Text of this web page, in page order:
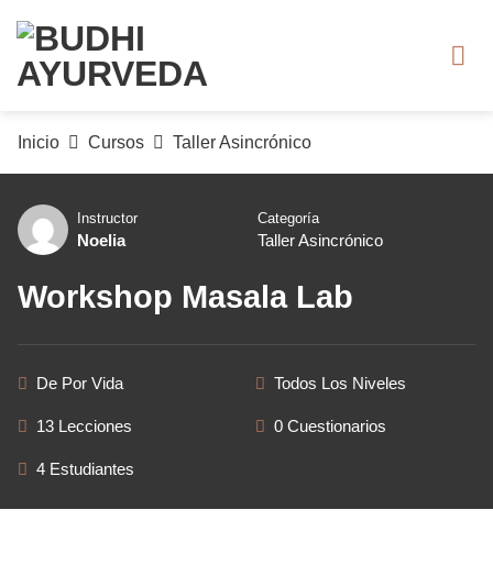
contenido
Inicio Cursos Taller Asincrónico
Instructor
Noelia
Categoría
Taller Asincrónico
Workshop Masala Lab
De Por Vida Todos Los Niveles
13 Lecciones 0 Cuestionarios
4 Estudiantes